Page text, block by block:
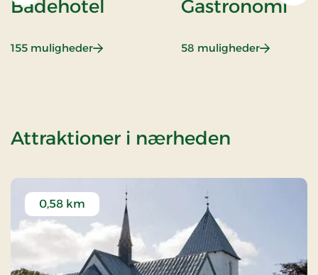
Badehotel
155 muligheder: Badehotel
Gastronomi
58 muligheder:
Attraktioner i nærheden
0,58 km